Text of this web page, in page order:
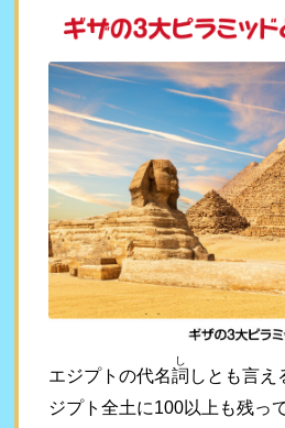
エジプトの代名詞
し
しとも言え
ジプト全土に100以上も残っ